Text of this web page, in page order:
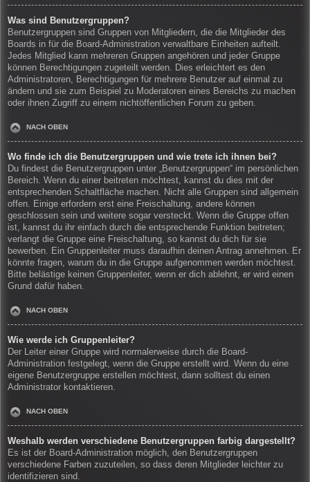
Was sind Benutzergruppen?
Benutzergruppen sind Gruppen von Mitgliedern, die die Mitglieder des
Boards in für die Board-Administration verwaltbare Einheiten aufteilt.
Jedes Mitglied kann mehreren Gruppen angehören und jeder Gruppe
können Berechtigungen zugeteilt werden. Dies erleichtert es den
Administratoren, Berechtigungen für mehrere Benutzer auf einmal zu
ändern und sie zum Beispiel zu Moderatoren eines Bereichs zu machen
oder ihnen Zugriff zu einem nichtöffentlichen Forum zu geben.
NACH OBEN
Wo finde ich die Benutzergruppen und wie trete ich ihnen bei?
Du findest die Benutzergruppen unter „Benutzergruppen“ im persönlichen
Bereich. Wenn du einer beitreten möchtest, kannst du dies mit der
entsprechenden Schaltfläche machen. Nicht alle Gruppen sind allgemein
offen. Einige erfordern erst eine Freischaltung, andere können
geschlossen sein und weitere sogar versteckt. Wenn die Gruppe offen
ist, kannst du ihr einfach durch die entsprechende Funktion beitreten;
verlangt die Gruppe eine Freischaltung, so kannst du dich für sie
bewerben. Ein Gruppenleiter muss daraufhin deinen Antrag annehmen. Er
könnte fragen, warum du in die Gruppe aufgenommen werden möchtest.
Bitte belästige keinen Gruppenleiter, wenn er dich ablehnt, er wird einen
Grund dafür haben.
NACH OBEN
Wie werde ich Gruppenleiter?
Der Leiter einer Gruppe wird normalerweise durch die Board-
Administration festgelegt, wenn die Gruppe erstellt wird. Wenn du eine
eigene Benutzergruppe erstellen möchtest, dann solltest du einen
Administrator kontaktieren.
NACH OBEN
Weshalb werden verschiedene Benutzergruppen farbig dargestellt?
Es ist der Board-Administration möglich, den Benutzergruppen
verschiedene Farben zuzuteilen, so dass deren Mitglieder leichter zu
identifizieren sind.